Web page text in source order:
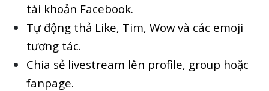
tài khoản Facebook.
Tự động thả Like, Tim, Wow và các emoji
tương tác.
Chia sẻ livestream lên profile, group hoặc
fanpage.